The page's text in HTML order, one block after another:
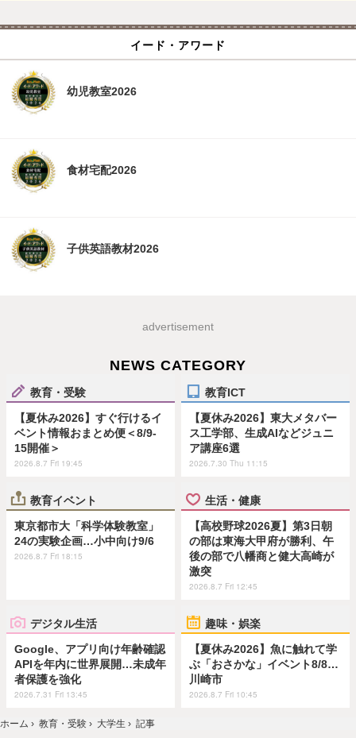
イード・アワード
幼児教室2026
食材宅配2026
子供英語教材2026
advertisement
NEWS CATEGORY
教育・受験
【夏休み2026】すぐ行けるイ
ベント情報おまとめ便＜8/9-
15開催＞
2026.8.7 Fri 19:45
教育ICT
【夏休み2026】東大メタバー
ス工学部、生成AIなどジュニ
ア講座6選
2026.7.30 Thu 11:15
教育イベント
東京都市大「科学体験教室」
24の実験企画…小中向け9/6
2026.8.7 Fri 18:15
生活・健康
【高校野球2026夏】第3日朝
の部は東海大甲府が勝利、午
後の部で八幡商と健大高崎が
激突
2026.8.7 Fri 12:45
デジタル生活
Google、アプリ向け年齢確認
APIを年内に世界展開…未成年
者保護を強化
2026.7.31 Fri 13:45
趣味・娯楽
【夏休み2026】魚に触れて学
ぶ「おさかな」イベント8/8…
川崎市
2026.8.7 Fri 10:45
ホーム › 教育・受験 › 大学生 › 記事